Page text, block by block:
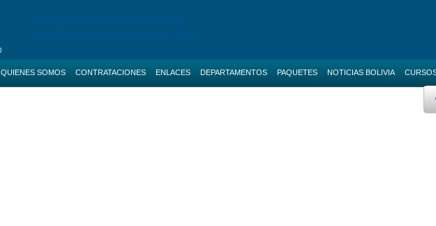
QUIENES SOMOS CONTRATACIONES ENLACES DEPARTAMENTOS PAQUETES NOTICIAS BOLIVIA